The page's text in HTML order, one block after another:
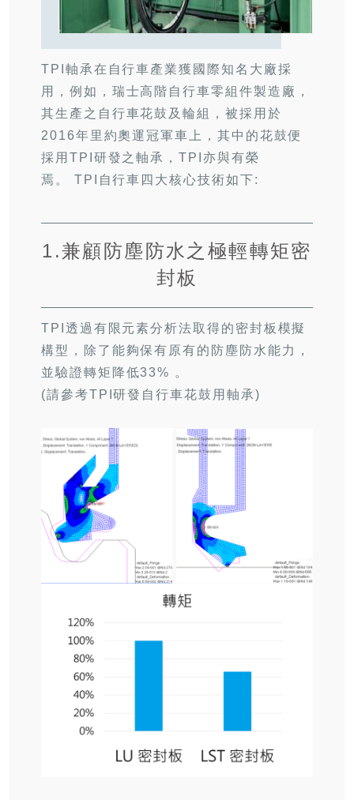
TPI軸承在自行車產業獲國際知名大廠採
用，例如，瑞士高階自行車零組件製造廠，
其生產之自行車花鼓及輪組，被採用於
2016年里約奧運冠軍車上，其中的花鼓便
採用TPI研發之軸承，TPI亦與有榮
焉。 TPI自行車四大核心技術如下:
1.兼顧防塵防水之極輕轉矩密
封板
TPI 透過有限元素分析法取得的密封板模擬
構型，除了能夠保有原有的防塵防水能力，
並驗證轉矩降低33% 。
(請參考TPI研發自行車花鼓用軸承)